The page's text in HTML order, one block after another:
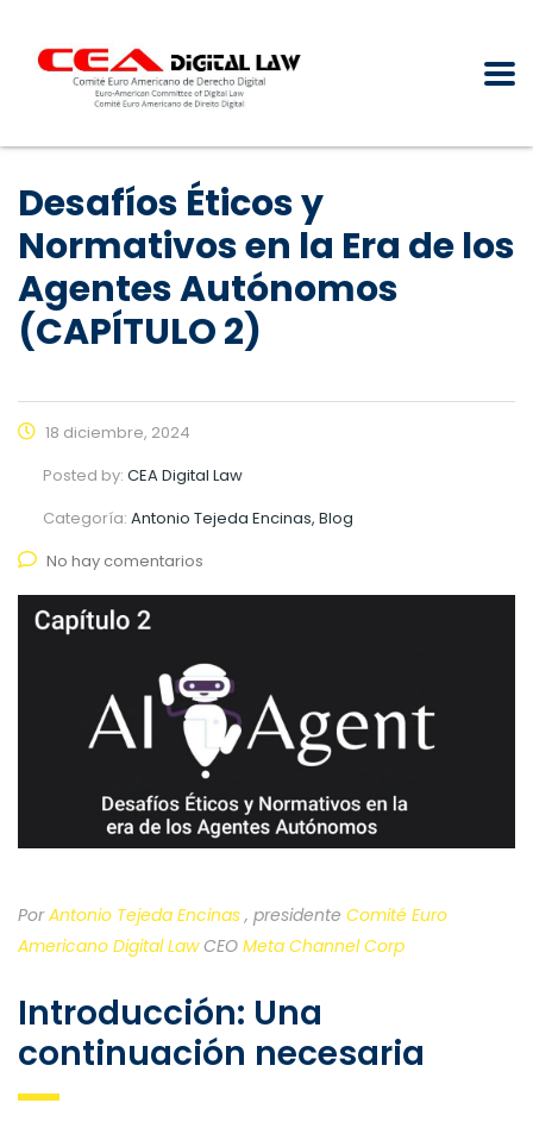
Desafíos Éticos y
Normativos en la Era de los
Agentes Autónomos
(CAPÍTULO 2)
18 diciembre, 2024
Posted by: CEA Digital Law
Categoría: Antonio Tejeda Encinas, Blog
No hay comentarios
PorAntonio Tejeda Encinas, presidente Comité Euro
Americano Digital LawCEO Meta Channel Corp
Introducción: Una
continuación necesaria